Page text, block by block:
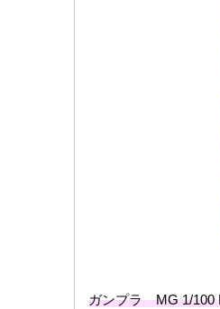
ガンプラ MG 1/100